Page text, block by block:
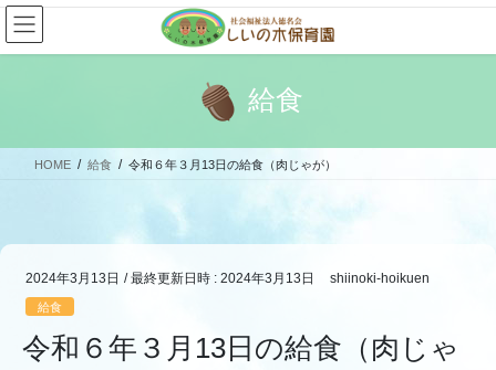
コ
ン
テ
ス
ナ
ビ
ゲ
ン
給食
HOME 給食 令和６年３月13日の給食（肉じゃが）
2024年3月13日 / 最終更新日時 : 2024年3月13日 shiinoki-hoikuen
給食
令和６年３月13日の給食（肉じゃ